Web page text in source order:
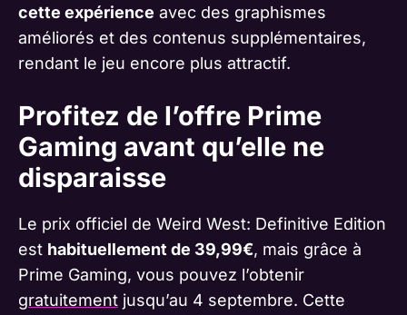
cette expérience avec des graphismes
améliorés et des contenus supplémentaires,
rendant le jeu encore plus attractif.
Profitez de l’offre Prime
Gaming avant qu’elle ne
disparaisse
Le prix officiel de Weird West: Definitive Edition
est habituellement de 39,99€, mais grâce à
Prime Gaming, vous pouvez l’obtenir
gratuitement jusqu’au 4 septembre. Cette